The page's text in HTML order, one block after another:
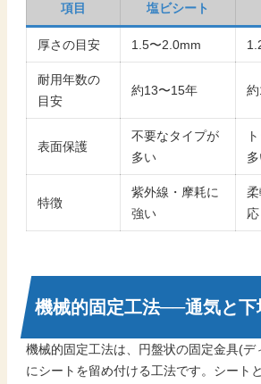
項目
塩ビシート
厚さの目安 1.5〜2.0mm
耐用年数の
目安
約13〜15年
表面保護
不要なタイプが
多い
特徴
紫外線・摩耗に
強い
応
機械的固定工法──通気と下
機械的固定工法は、円盤状の固定金具(デ
にシートを留め付ける工法です。シート